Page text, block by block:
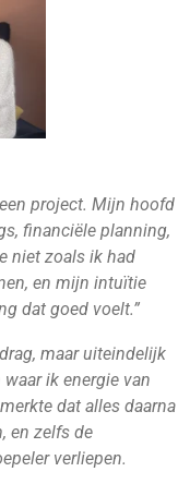
project. Mijn hoofd
financiële planning,
niet zoals ik had
en mijn intuïtie
dat goed voelt.”
maar uiteindelijk
ik energie van
dat alles daarna
en zelfs de
verliepen.